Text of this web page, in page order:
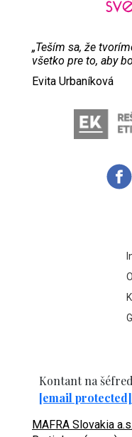
„Teším sa, že
všetko pre to, aby
Evita Urbaníková
Kontant na
[email protected]
MAFRA Slovakia